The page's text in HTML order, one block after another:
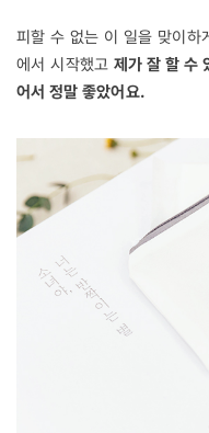
피할 수 없는 이 일을 맞이
에서 시작했고제가 잘 할 수
어서 정말 좋았어요.